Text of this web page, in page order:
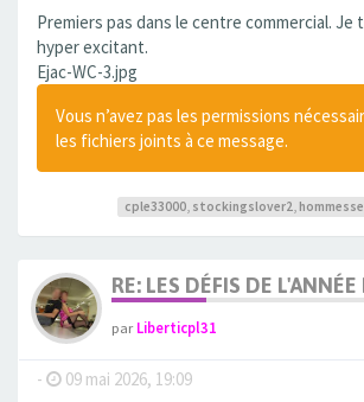
Premiers pas dans le centre commercial. Je
hyper excitant.
Ejac-WC-3.jpg
Vous n’avez pas les permissions
les fichiers joints à ce message.
cple33000 stockingslover2
RE: LES DÉFIS DE
parLiberticpl31
- 09 mai 2026, 19:09